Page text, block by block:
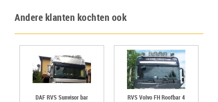
Andere klanten kochten ook
DAF RVS Sunvisor bar RVS Volvo FH Roofbar 4